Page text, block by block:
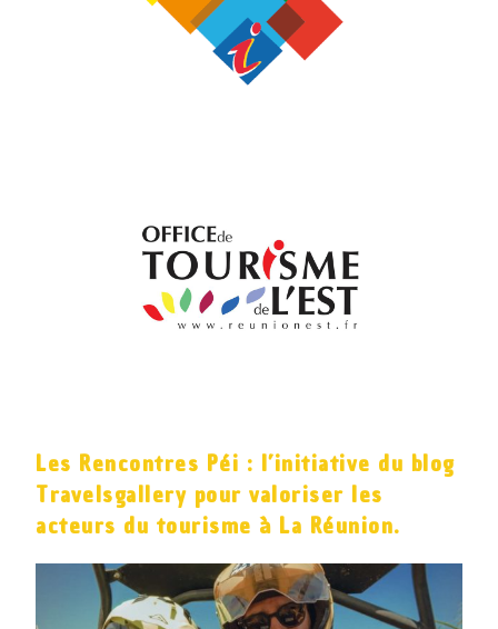
Destination Sud Réunion
Consultez le site internet de l'Office de
Tourisme de l'Est de La Réunion
Consulter le site
Les Rencontres Péi : l’initiative du blog
Travelsgallery pour valoriser les
acteurs du tourisme à La Réunion.